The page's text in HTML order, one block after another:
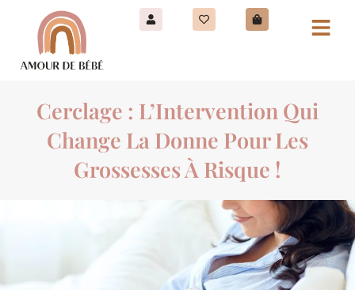
Cerclage : L’Intervention Qui
Change La Donne Pour Les
Grossesses À Risque !